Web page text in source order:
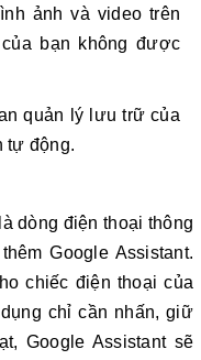
ảnh và video trên
bạn không được
quản lý lưu trữ của
tự động.
dòng điện thoại thông
Google Assistant.
chiếc điện thoại của
chỉ cần nhấn, giữ
Google Assistant sẽ